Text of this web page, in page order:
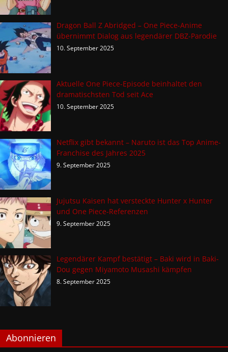
Dragon Ball Z Abridged – One Piece-Anime
übernimmt Dialog aus legendärer DBZ-Parodie
10. September 2025
Aktuelle One Piece-Episode beinhaltet den
dramatischsten Tod seit Ace
10. September 2025
Netflix gibt bekannt – Naruto ist das Top Anime-
Franchise des Jahres 2025
9. September 2025
Jujutsu Kaisen hat versteckte Hunter x Hunter
und One Piece-Referenzen
9. September 2025
Legendärer Kampf bestätigt – Baki wird in Baki-
Dou gegen Miyamoto Musashi kämpfen
8. September 2025
Abonnieren